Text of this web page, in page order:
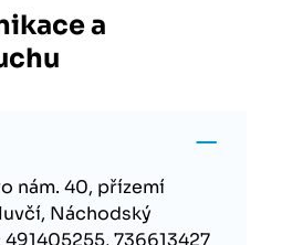
a
nám. 40, přízemí
Náchodský
736613427